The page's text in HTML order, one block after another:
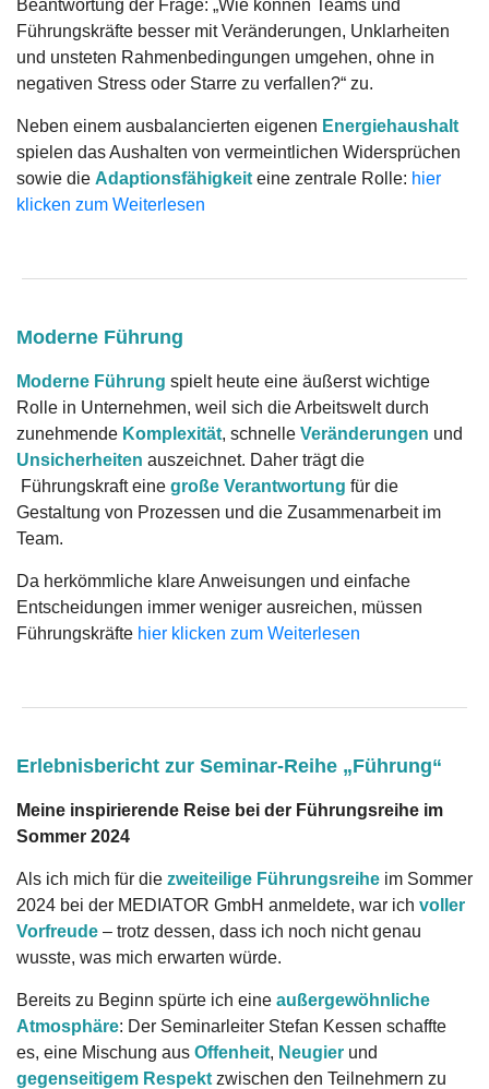
Beantwortung der Frage: „Wie können Teams und
Führungskräfte besser mit Veränderungen, Unklarheiten
und unsteten Rahmenbedingungen umgehen, ohne in
negativen Stress oder Starre zu verfallen?“ zu.
Neben einem ausbalancierten eigenen Energiehaushalt
spielen das Aushalten von vermeintlichen Widersprüchen
sowie die Adaptionsfähigkeit eine zentrale Rolle: hier
klicken zum Weiterlesen
Moderne Führung
Moderne Führung spielt heute eine äußerst wichtige
Rolle in Unternehmen, weil sich die Arbeitswelt durch
zunehmende Komplexität, schnelle Veränderungen und
Unsicherheiten auszeichnet. Daher trägt die
Führungskraft eine große Verantwortung für die
Gestaltung von Prozessen und die Zusammenarbeit im
Team.
Da herkömmliche klare Anweisungen und einfache
Entscheidungen immer weniger ausreichen, müssen
Führungskräfte hier klicken zum Weiterlesen
Erlebnisbericht zur Seminar-Reihe „Führung“
Meine inspirierende Reise bei der Führungsreihe im
Sommer 2024
Als ich mich für die zweiteilige Führungsreihe im Sommer
2024 bei der MEDIATOR GmbH anmeldete, war ich voller
Vorfreude – trotz dessen, dass ich noch nicht genau
wusste, was mich erwarten würde.
Bereits zu Beginn spürte ich eine außergewöhnliche
Atmosphäre: Der Seminarleiter Stefan Kessen schaffte
es, eine Mischung aus Offenheit, Neugier und
gegenseitigem Respekt zwischen den Teilnehmern zu